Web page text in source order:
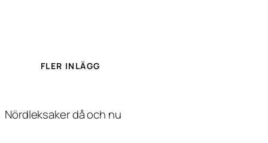
FLER INLÄGG
Nördleksaker då och nu